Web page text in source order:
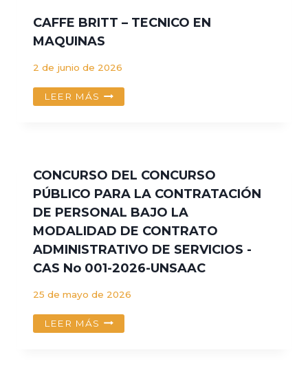
CAFFE BRITT – TECNICO EN
MAQUINAS
2 de junio de 2026
LEER MÁS CAFFE
CONCURSO DEL CONCURSO
PÚBLICO PARA LA CONTRATACIÓN
DE PERSONAL BAJO LA
MODALIDAD DE CONTRATO
ADMINISTRATIVO DE SERVICIOS -
CAS No 001-2026-UNSAAC
25 de mayo de 2026
LEER MÁS CONCURSO